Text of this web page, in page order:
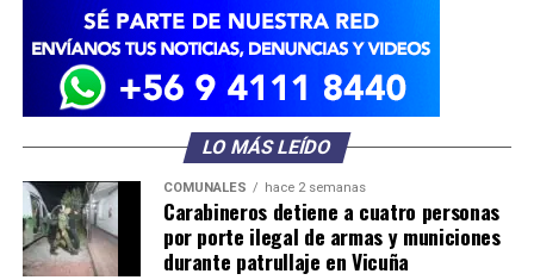
LO MÁS LEÍDO
COMUNALES hace 2 semanas
Carabineros detiene a cuatro personas
por porte ilegal de armas y municiones
durante patrullaje en Vicuña